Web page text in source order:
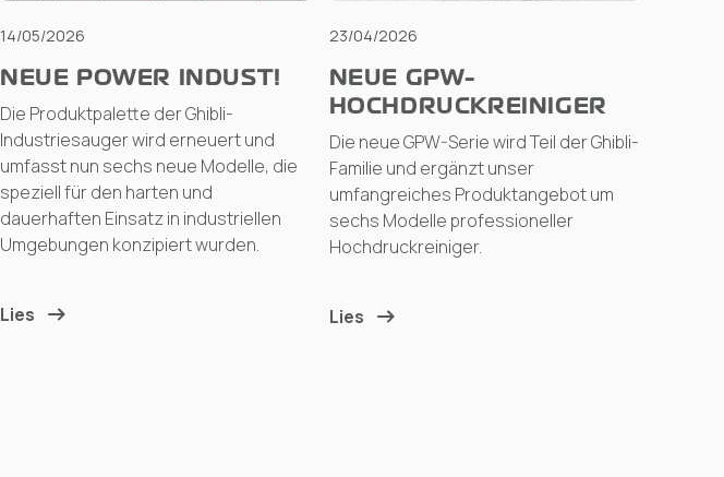
14/05/2026
NEUE POWER INDUST!
Die Produktpalette der Ghibli-
Industriesauger wird erneuert und
umfasst nun sechs neue Modelle, die
speziell für den harten und
dauerhaften Einsatz in industriellen
Umgebungen konzipiert wurden.
Lies
23/04/2026
NEUE GPW-
HOCHDRUCKREINIGER
Die neue GPW-Serie wird Teil der Ghibli-
Familie und ergänzt unser
umfangreiches Produktangebot um
sechs Modelle professioneller
Hochdruckreiniger.
Lies